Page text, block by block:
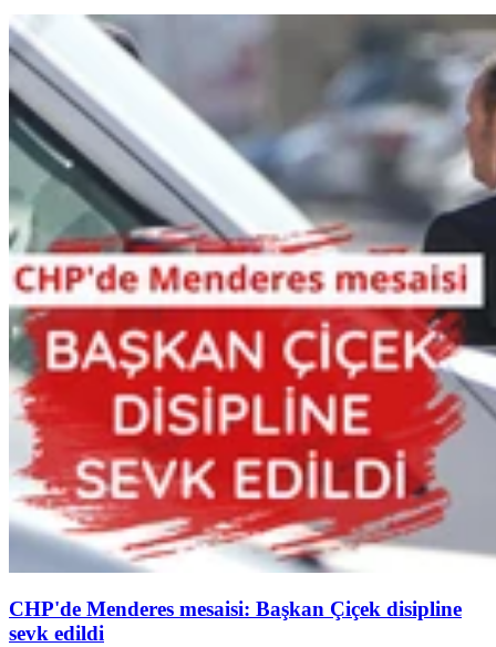
CHP'de Menderes mesaisi: Başkan Çiçek disipline
sevk edildi